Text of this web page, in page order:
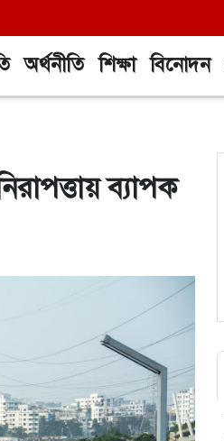
অর্থনীতি শিক্ষা বিনোদন
ব্যাপক